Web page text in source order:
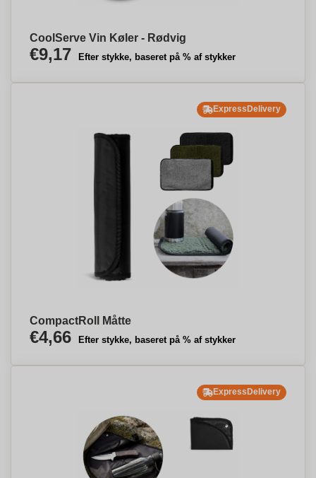
CoolServe Vin Køler - Rødvig
€9,17 Efter stykke, baseret på % af stykker
ExpressDelivery
CompactRoll Måtte
€4,66 Efter stykke, baseret på % af stykker
ExpressDelivery